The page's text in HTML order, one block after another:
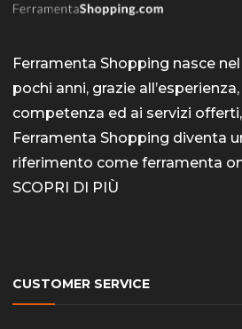
Ferramenta Shopping nasce nel
pochi anni, grazie
competenza ed ai servizi
Ferramenta Shopping diventa
riferimento come ferramenta
SCOPRI DI PIÙ
CUSTOMER SERVICE